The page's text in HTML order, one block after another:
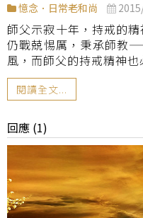
憶念．日常老和尚
師父示寂十年，持戒的
仍戰兢惕厲，秉承師教
風，而師父的持戒精神也
閱讀全文...
回應 (1)